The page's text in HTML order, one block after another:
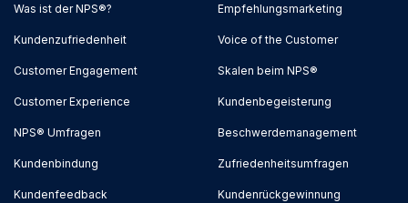
Was ist der NPS®?
Kundenzufriedenheit
Customer Engagement
Customer Experience
NPS® Umfragen
Kundenbindung
Empfehlungsmarketing
Voice of the Customer
Skalen beim NPS®
Kundenbegeisterung
Beschwerdemanagement
Zufriedenheitsumfragen
Kundenfeedback Kundenrückgewinnung